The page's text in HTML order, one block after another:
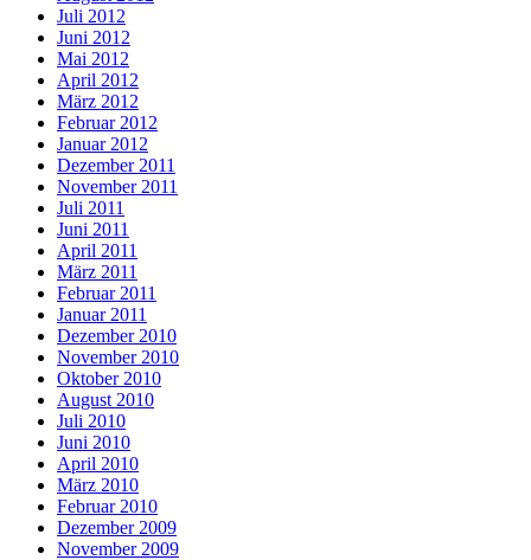
Juli 2012
Juni 2012
Mai 2012
April 2012
März 2012
Februar 2012
Januar 2012
Dezember 2011
November 2011
Juli 2011
Juni 2011
April 2011
März 2011
Februar 2011
Januar 2011
Dezember 2010
November 2010
Oktober 2010
August 2010
Juli 2010
Juni 2010
April 2010
März 2010
Februar 2010
Dezember 2009
November 2009